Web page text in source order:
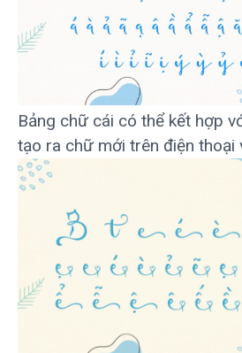
Bảng chữ cái có thể kết hợp
tạo ra chữ mới trên điện thoại